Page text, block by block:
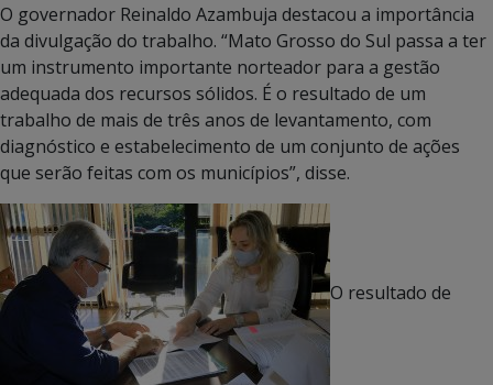
O governador Reinaldo Azambuja destacou a importância
da divulgação do trabalho. “Mato Grosso do Sul passa a ter
um instrumento importante norteador para a gestão
adequada dos recursos sólidos. É o resultado de um
trabalho de mais de três anos de levantamento, com
diagnóstico e estabelecimento de um conjunto de ações
que serão feitas com os municípios”, disse.
O resultado de